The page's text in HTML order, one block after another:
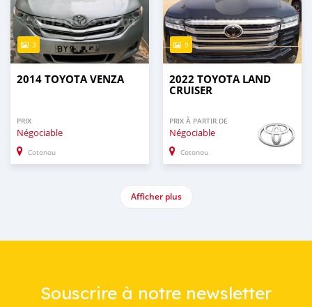
3
2014 TOYOTA VENZA
PRIX
Négociable
Cotonou
9
2022 TOYOTA LAND
CRUISER
PRIX À PARTIR DE
Négociable
Cotonou
Afficher plus
Souscrire à notre newsletter